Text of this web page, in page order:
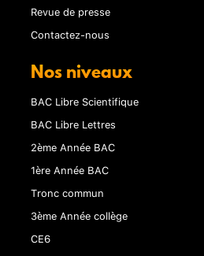
Revue de presse
Contactez-nous
Nos niveaux
BAC Libre Scientifique
BAC Libre Lettres
2ème Année BAC
1ère Année BAC
Tronc commun
3ème Année collège
CE6